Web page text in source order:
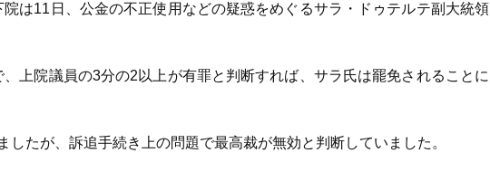
は11日、公金の不正使用などの疑惑をめぐるサラ・ドゥテルテ副大統領
上院議員の3分の2以上が有罪と判断すれば、サラ氏は罷免されることに
たが、訴追手続き上の問題で最高裁が無効と判断していました。